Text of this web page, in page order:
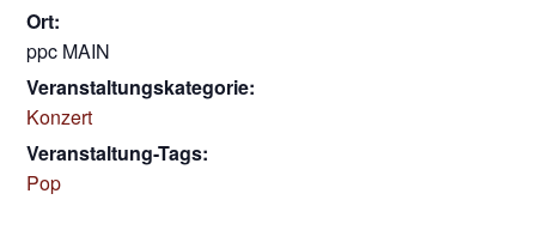
Ort:
ppc MAIN
Veranstaltungskategorie:
Konzert
Veranstaltung-Tags:
Pop